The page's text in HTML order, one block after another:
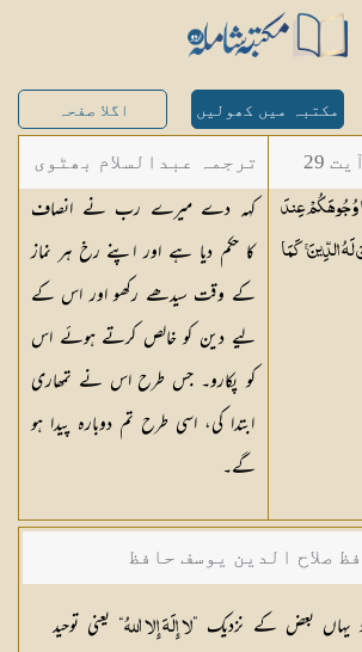
مکتبہ میں کھولیں اگلا صفحہ
29
وُجُوهَكُمْ عِندَ
الدِّينَ ۚ كَمَا
ترجمہ عبدالسلام بھٹوی
- عبدالسلام بن محمد
کہہ دے میرے رب نے انصاف
کا حکم دیا ہے اور اپنے رخ ہر نماز
کے وقت سیدھے رکھو اور اس کے
لیے دین کو خالص کرتے ہوئے اس
کو پکارو۔ جس طرح اس نے تمھاری
ابتدا کی، اسی طرح تم دوبارہ پیدا ہو
گے۔
صلاح الدین یوسف حافظ
یہاں بعض کے نزدیک ”لا إِلَهَ إِلا اللهُ“ یعنی توحید